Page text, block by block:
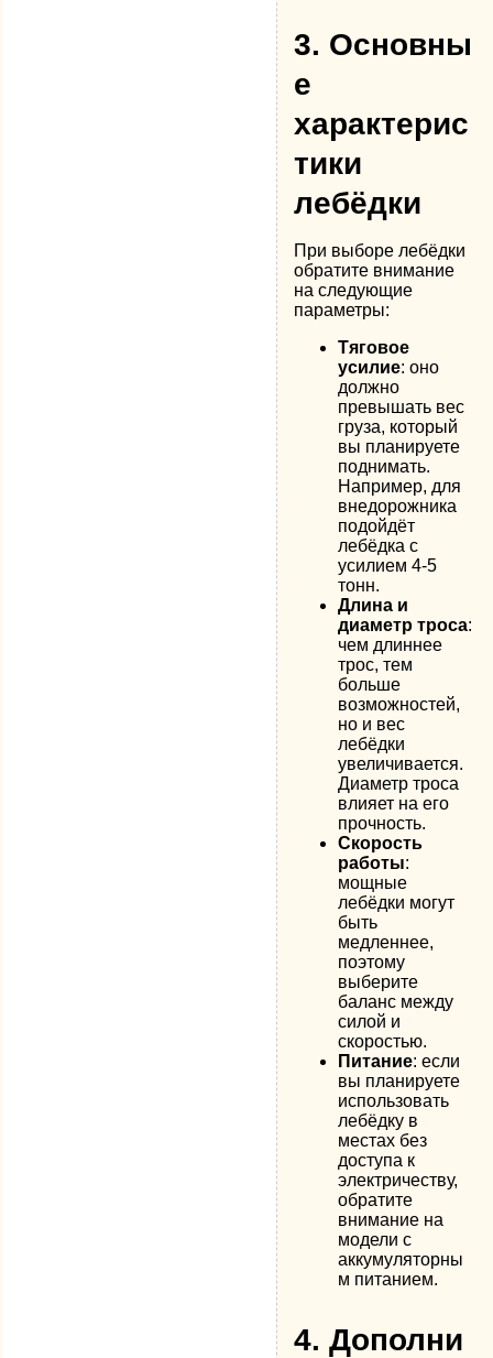
3. Основны
е
характерис
тики
лебёдки
При выборе лебёдки
обратите внимание
на следующие
параметры:
Тяговое
усилие: оно
должно
превышать вес
груза, который
вы планируете
поднимать.
Например, для
внедорожника
подойдёт
лебёдка с
усилием 4-5
тонн.
Длина и
диаметр троса:
чем длиннее
трос, тем
больше
возможностей,
но и вес
лебёдки
увеличивается.
Диаметр троса
влияет на его
прочность.
Скорость
работы:
мощные
лебёдки могут
быть
медленнее,
поэтому
выберите
баланс между
силой и
скоростью.
Питание: если
вы планируете
использовать
лебёдку в
местах без
доступа к
электричеству,
обратите
внимание на
модели с
аккумуляторны
м питанием.
4.Дополни